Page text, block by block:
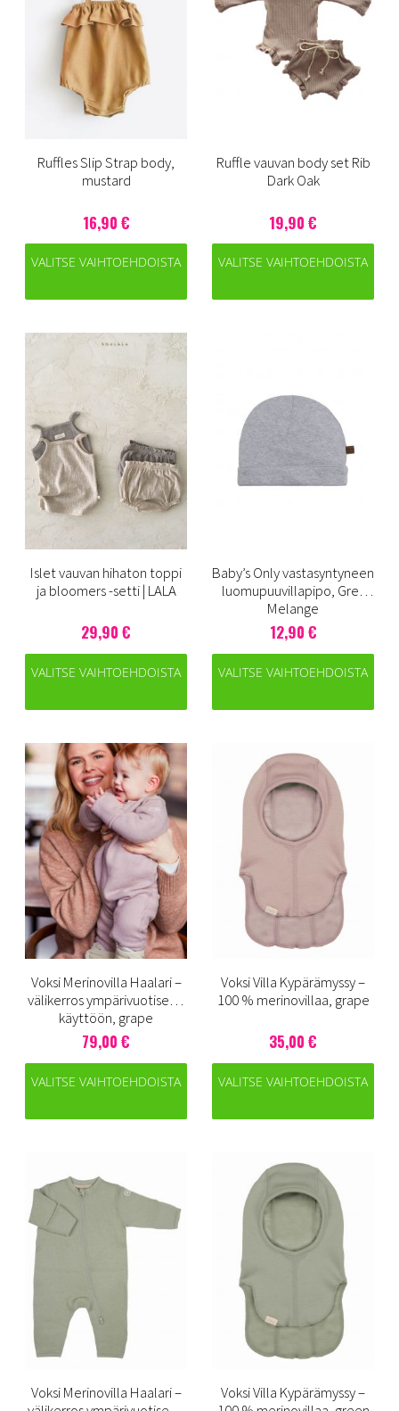
Ruffles Slip Strap body,
mustard
16,90 €
VALITSE VAIHTOEHDOISTA
Ruffle vauvan body set Rib
Dark Oak
19,90 €
VALITSE VAIHTOEHDOISTA
Islet vauvan hihaton toppi
ja bloomers -setti | LALA
29,90 €
VALITSE VAIHTOEHDOISTA
Baby’s Only vastasyntyneen
luomupuuvillapipo, Grey
Melange
12,90 €
VALITSE VAIHTOEHDOISTA
Voksi Merinovilla Haalari –
välikerros ympärivuotiseen
käyttöön, grape
79,00 €
VALITSE VAIHTOEHDOISTA
Voksi Villa Kypärämyssy –
100 % merinovillaa, grape
35,00 €
VALITSE VAIHTOEHDOISTA
Voksi Merinovilla Haalari –
Voksi Villa Kypärämyssy –